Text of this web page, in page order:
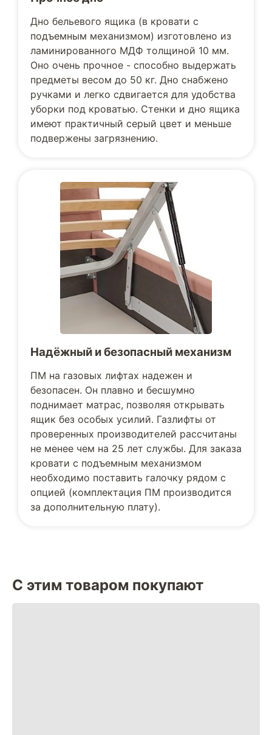
Дно бельевого ящика (в кровати с
подъемным механизмом) изготовлено из
ламинированного МДФ толщиной 10 мм.
Оно очень прочное - способно выдержать
предметы весом до 50 кг. Дно снабжено
ручками и легко сдвигается для удобства
уборки под кроватью. Стенки и дно ящика
имеют практичный серый цвет и меньше
подвержены загрязнению.
Надёжный и безопасный механизм
ПМ на газовых лифтах надежен и
безопасен. Он плавно и бесшумно
поднимает матрас, позволяя открывать
ящик без особых усилий. Газлифты от
проверенных производителей рассчитаны
не менее чем на 25 лет службы. Для заказа
кровати с подъемным механизмом
необходимо поставить галочку рядом с
опцией (комплектация ПМ производится
за дополнительную плату).
С этим товаром покупают